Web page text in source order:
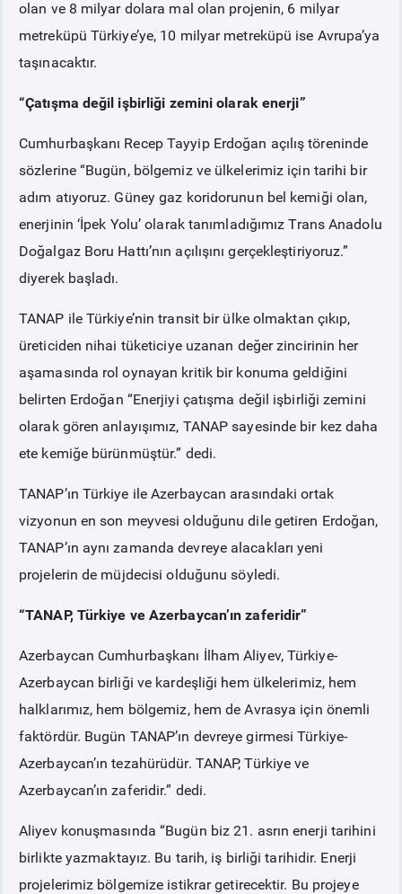
olan ve 8 milyar dolara mal olan projenin, 6 milyar
metreküpü Türkiye’ye, 10 milyar metreküpü ise Avrupa’ya
taşınacaktır.
“Çatışma değil işbirliği zemini olarak enerji”
Cumhurbaşkanı Recep Tayyip Erdoğan açılış töreninde
sözlerine “Bugün, bölgemiz ve ülkelerimiz için tarihi bir
adım atıyoruz. Güney gaz koridorunun bel kemiği olan,
enerjinin ‘İpek Yolu’ olarak tanımladığımız Trans Anadolu
Doğalgaz Boru Hattı’nın açılışını gerçekleştiriyoruz.”
diyerek başladı.
TANAP ile Türkiye’nin transit bir ülke olmaktan çıkıp,
üreticiden nihai tüketiciye uzanan değer zincirinin her
aşamasında rol oynayan kritik bir konuma geldiğini
belirten Erdoğan “Enerjiyi çatışma değil işbirliği zemini
olarak gören anlayışımız, TANAP sayesinde bir kez daha
ete kemiğe bürünmüştür.” dedi.
TANAP’ın Türkiye ile Azerbaycan arasındaki ortak
vizyonun en son meyvesi olduğunu dile getiren Erdoğan,
TANAP’ın aynı zamanda devreye alacakları yeni
projelerin de müjdecisi olduğunu söyledi.
“TANAP, Türkiye ve Azerbaycan’ın zaferidir”
Azerbaycan Cumhurbaşkanı İlham Aliyev, Türkiye-
Azerbaycan birliği ve kardeşliği hem ülkelerimiz, hem
halklarımız, hem bölgemiz, hem de Avrasya için önemli
faktördür. Bugün TANAP’ın devreye girmesi Türkiye-
Azerbaycan’ın tezahürüdür. TANAP, Türkiye ve
Azerbaycan’ın zaferidir.” dedi.
Aliyev konuşmasında “Bugün biz 21. asrın enerji tarihini
birlikte yazmaktayız. Bu tarih, iş birliği tarihidir. Enerji
projelerimiz bölgemize istikrar getirecektir. Bu projeye